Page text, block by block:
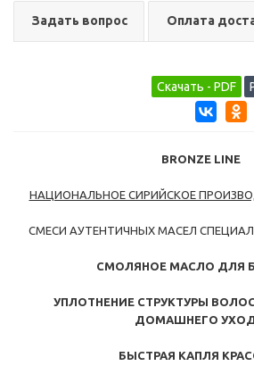
Задать вопрос Оплата
BRONZE LINE
НАЦИОНАЛЬНОЕ СИРИЙСКОЕ
СМЕСИ АУТЕНТИЧНЫХ МАСЕЛ
СМОЛЯНОЕ МАСЛО ДЛЯ
УПЛОТНЕНИЕ СТРУКТУРЫ
ДОМАШНЕГО
БЫСТРАЯ КАПЛЯ